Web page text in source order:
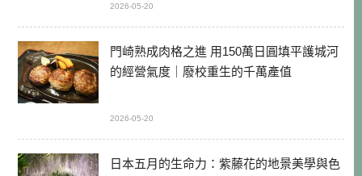
2026-05-20
門崎熟成肉格之進 用150萬日圓填平護城河
的經營氣度｜廢校重生的千萬產值
2026-05-20
日本五月的生命力：紫藤花的地景美學與色